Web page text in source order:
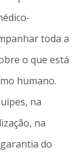
toda a
o que está
humano.
na
na
do